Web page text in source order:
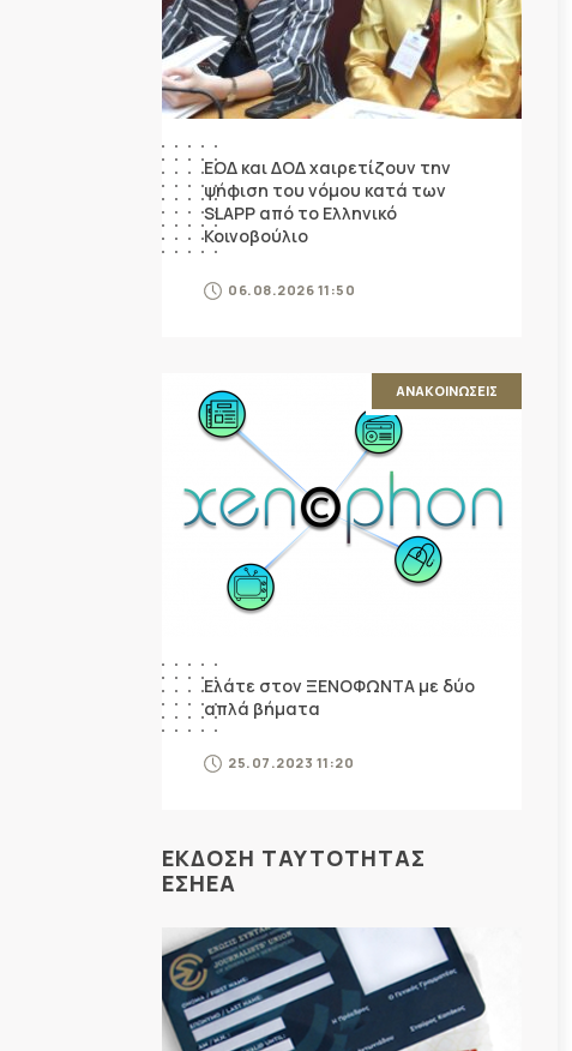
ΕΟΔ και ΔΟΔ χαιρετίζουν την
ψήφιση του νόμου κατά των
SLAPP από το Ελληνικό
Κοινοβούλιο
06.08.2026 11:50
ΑΝΑΚΟΙΝΩΣΕΙΣ
Ελάτε στον ΞΕΝΟΦΩΝΤΑ με δύο
απλά βήματα
25.07.2023 11:20
ΕΚΔΟΣΗ ΤΑΥΤΟΤΗΤΑΣ
ΕΣΗΕΑ